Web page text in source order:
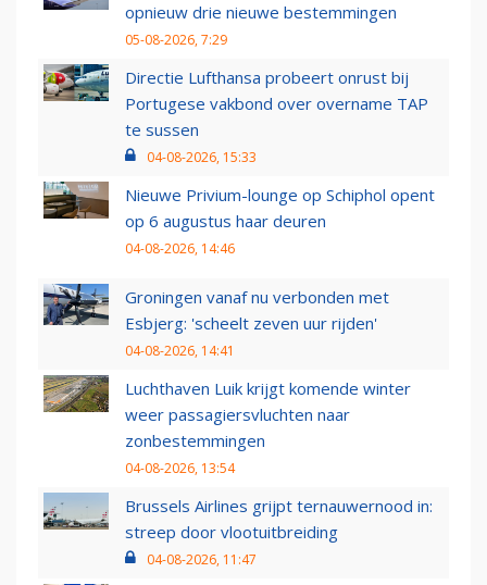
opnieuw drie nieuwe bestemmingen
05-08-2026, 7:29
Directie Lufthansa probeert onrust bij
Portugese vakbond over overname TAP
te sussen
04-08-2026, 15:33
Nieuwe Privium-lounge op Schiphol opent
op 6 augustus haar deuren
04-08-2026, 14:46
Groningen vanaf nu verbonden met
Esbjerg: 'scheelt zeven uur rijden'
04-08-2026, 14:41
Luchthaven Luik krijgt komende winter
weer passagiersvluchten naar
zonbestemmingen
04-08-2026, 13:54
Brussels Airlines grijpt ternauwernood in:
streep door vlootuitbreiding
04-08-2026, 11:47